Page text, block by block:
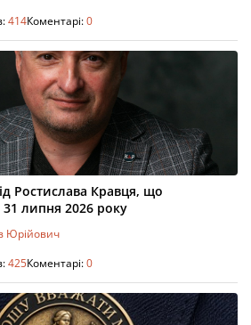
414Коментарі:0
Ростислава Кравця, що
31 липня 2026 року
Юрійович
425Коментарі:0